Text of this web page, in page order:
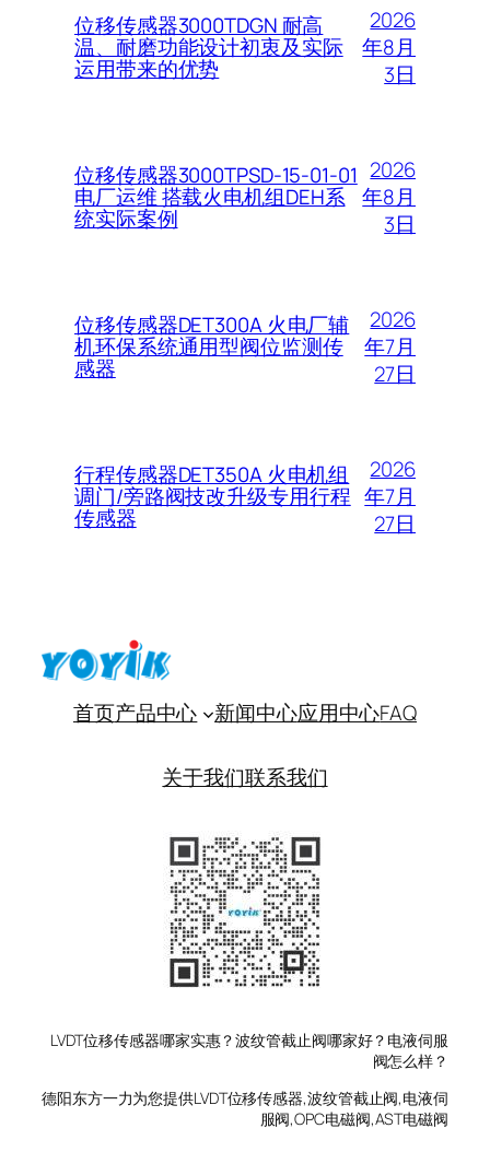
位移传感器3000TDGN 耐高
温、耐磨功能设计初衷及实际
运用带来的优势
2026
年8月
3日
位移传感器3000TPSD-15-01-01
电厂运维 搭载火电机组DEH系
统实际案例
2026
年8月
3日
位移传感器DET300A 火电厂辅
机环保系统通用型阀位监测传
感器
2026
年7月
27日
行程传感器DET350A 火电机组
调门/旁路阀技改升级专用行程
传感器
2026
年7月
27日
首页产品中心 新闻中心应用中心FAQ
关于我们联系我们
LVDT位移传感器哪家实惠？波纹管截止阀哪家好？电液伺服
阀怎么样？
德阳东方一力为您提供LVDT位移传感器,波纹管截止阀,电液伺
服阀,OPC电磁阀,AST电磁阀